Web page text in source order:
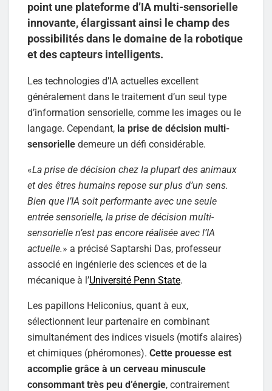
point une plateforme d’IA multi-sensorielle
innovante, élargissant ainsi le champ des
possibilités dans le domaine de la robotique
et des capteurs intelligents.
Les technologies d’IA actuelles excellent
généralement dans le traitement d’un seul type
d’information sensorielle, comme les images ou le
langage. Cependant, la prise de décision multi-
sensorielle demeure un défi considérable.
«La prise de décision chez la plupart des animaux
et des êtres humains repose sur plus d’un sens.
Bien que l’IA soit performante avec une seule
entrée sensorielle, la prise de décision multi-
sensorielle n’est pas encore réalisée avec l’IA
actuelle.» a précisé Saptarshi Das, professeur
associé en ingénierie des sciences et de la
mécanique à l’Université Penn State.
Les papillons Heliconius, quant à eux,
sélectionnent leur partenaire en combinant
simultanément des indices visuels (motifs alaires)
et chimiques (phéromones). Cette prouesse est
accomplie grâce à un cerveau minuscule
consommant très peu d’énergie, contrairement